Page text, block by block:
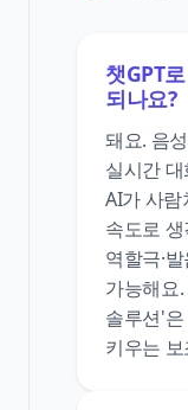
챗GPT
되나요?
돼요. 음
실시간
AI가 사
속도로
역할극·
가능해요
솔루션'
키우는